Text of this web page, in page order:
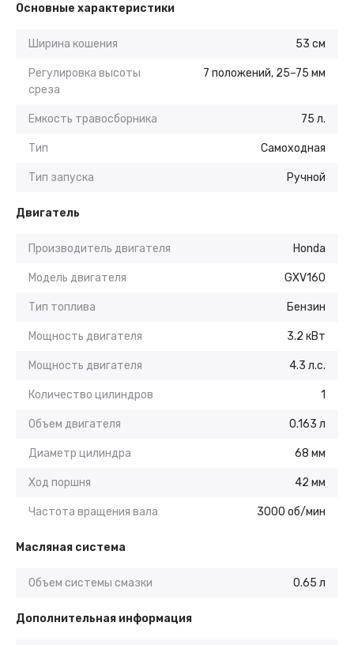
Основные характеристики
Ширина кошения 53 см
Регулировка высоты
среза
7 положений, 25–75 мм
Емкость травосборника 75 л.
Тип Самоходная
Тип запуска Ручной
Двигатель
Производитель двигателя Honda
Модель двигателя GXV160
Тип топлива Бензин
Мощность двигателя 3.2 кВт
Мощность двигателя 4.3 л.с.
Количество цилиндров 1
Объем двигателя 0.163 л
Диаметр цилиндра 68 мм
Ход поршня 42 мм
Частота вращения вала 3000 об/мин
Масляная система
Объем системы смазки 0.65 л
Дополнительная информация